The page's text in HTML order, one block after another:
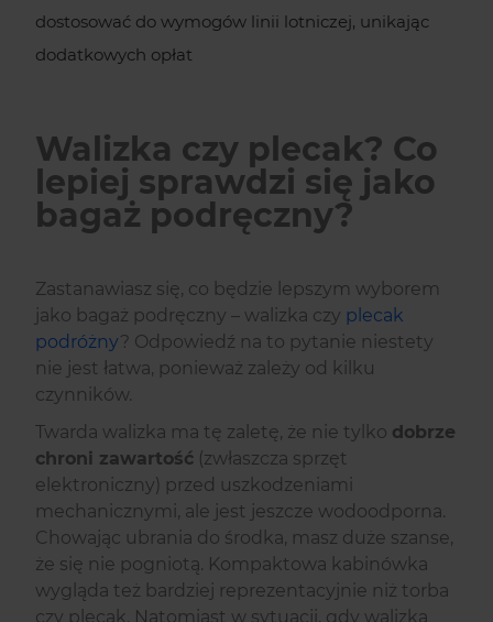
dostosować do wymogów linii lotniczej, unikając
dodatkowych opłat
Walizka czy plecak? Co
lepiej sprawdzi się jako
bagaż podręczny?
Zastanawiasz się, co będzie lepszym wyborem
jako bagaż podręczny – walizka czy plecak
podróżny? Odpowiedź na to pytanie niestety
nie jest łatwa, ponieważ zależy od kilku
czynników.
Twarda walizka ma tę zaletę, że nie tylko dobrze
chroni zawartość (zwłaszcza sprzęt
elektroniczny) przed uszkodzeniami
mechanicznymi, ale jest jeszcze wodoodporna.
Chowając ubrania do środka, masz duże szanse,
że się nie pogniotą. Kompaktowa kabinówka
wygląda też bardziej reprezentacyjnie niż torba
czy plecak. Natomiast w sytuacji, gdy walizka